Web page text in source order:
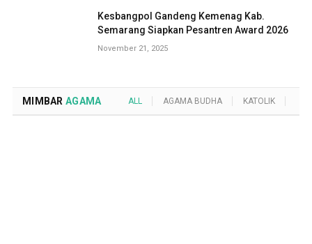
Kesbangpol Gandeng Kemenag Kab.
Semarang Siapkan Pesantren Award 2026
November 21, 2025
MIMBAR AGAMA ALL AGAMA BUDHA KATOLIK